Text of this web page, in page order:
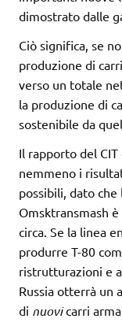
dimostrato dalle
Ciò significa, se
produzione di
verso un totale
la produzione di
sostenibile da
Il rapporto del
nemmeno i
possibili, dato
Omsktransmash
circa. Se la linea
produrre T-80
ristrutturazioni e
Russia otterrà un
di nuovicarri